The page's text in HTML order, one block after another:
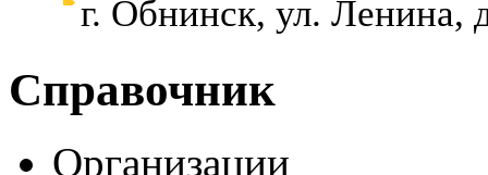
г. Обнинск, ул. Ленина,
Справочник
Организации